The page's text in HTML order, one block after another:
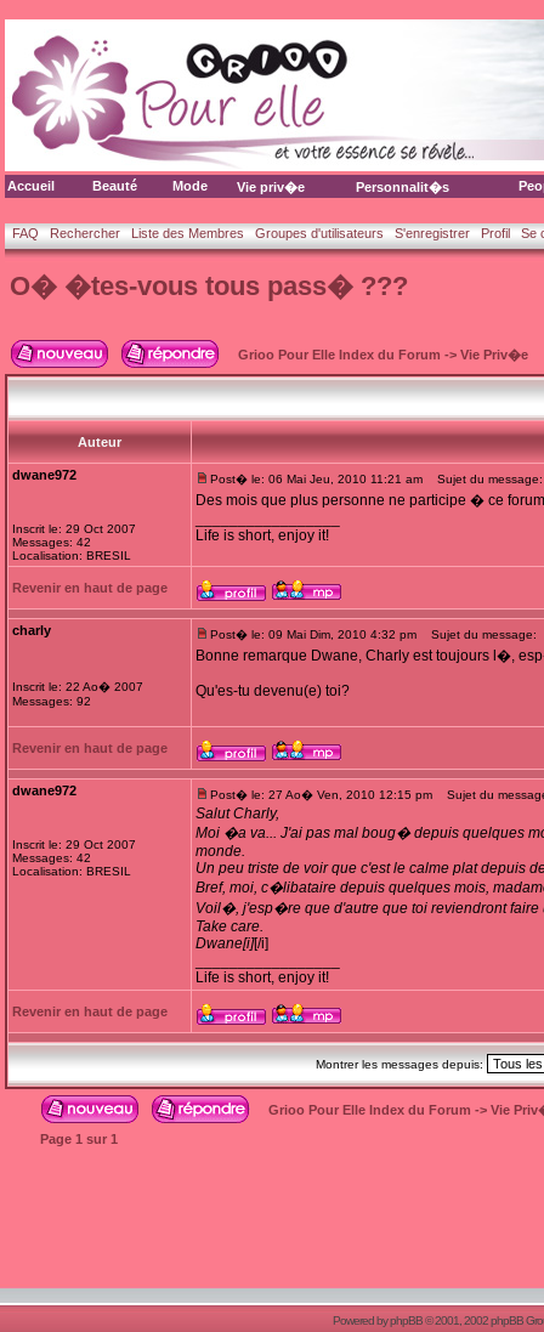
Accueil Beauté Mode Vie priv�e Personnalit�s
FAQ Rechercher Liste des Membres Groupes d'utilisateurs S'enregistrer Profil Se
O� �tes-vous tous pass� ???
Grioo Pour Elle Index du Forum -> Vie Priv�e
Auteur
dwane972
Inscrit le: 29 Oct 2007
Messages: 42
Localisation: BRESIL
Post� le: 06 Mai Jeu, 2010 11:21 am Sujet du
Des mois que plus personne ne participe � ce
Life is short, enjoy it!
Revenir en haut de page
charly
Inscrit le: 22 Ao� 2007
Messages: 92
Post� le: 09 Mai Dim, 2010 4:32 pm Sujet du message:
Bonne remarque Dwane, Charly est toujours l�,
Qu'es-tu devenu(e) toi?
Revenir en haut de page
dwane972
Inscrit le: 29 Oct 2007
Messages: 42
Localisation: BRESIL
Post� le: 27 Ao� Ven, 2010 12:15 pm Sujet du
Salut Charly,
Moi �a va... J'ai pas mal boug� depuis quelques
monde.
Un peu triste de voir que c'est le calme plat depuis
Bref, moi, c�libataire depuis quelques mois,
Voil�, j'esp�re que d'autre que toi reviendront faire
Take care.
Dwane[i][/i]
Life is short, enjoy it!
Revenir en haut de page
Montrer les messages depuis:
Grioo Pour Elle Index du Forum -> Vie
Page 1 sur 1
Powered byphpBB© 2001, 2002 phpBB